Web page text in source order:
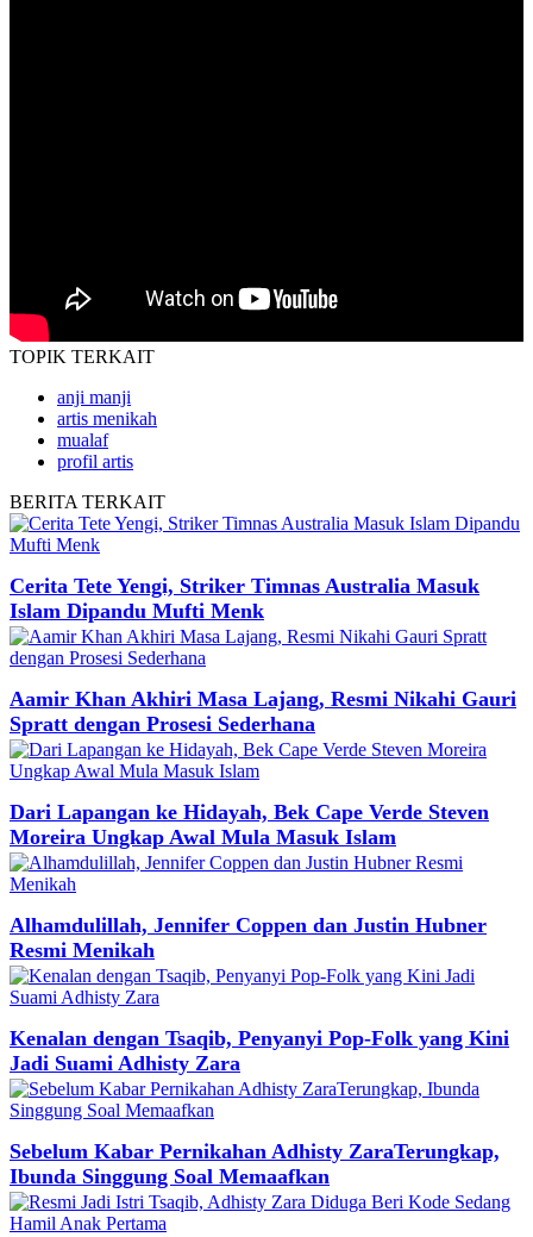
TOPIK TERKAIT
anji manji
artis menikah
mualaf
profil artis
BERITA TERKAIT
Cerita Tete Yengi, Striker Timnas Australia Masuk
Islam Dipandu Mufti Menk
Aamir Khan Akhiri Masa Lajang, Resmi Nikahi Gauri
Spratt dengan Prosesi Sederhana
Dari Lapangan ke Hidayah, Bek Cape Verde Steven
Moreira Ungkap Awal Mula Masuk Islam
Alhamdulillah, Jennifer Coppen dan Justin Hubner
Resmi Menikah
Kenalan dengan Tsaqib, Penyanyi Pop-Folk yang Kini
Jadi Suami Adhisty Zara
Sebelum Kabar Pernikahan Adhisty ZaraTerungkap,
Ibunda Singgung Soal Memaafkan